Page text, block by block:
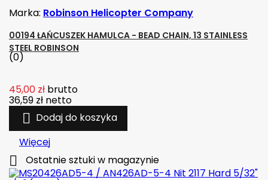
Marka: Robinson Helicopter Company
00194 ŁAŃCUSZEK HAMULCA - BEAD CHAIN, 13 STAINLESS
STEEL ROBINSON
(0)
45,00 zł brutto
36,59 zł netto
 Dodaj do koszyka
Więcej
 Ostatnie sztuki w magazynie